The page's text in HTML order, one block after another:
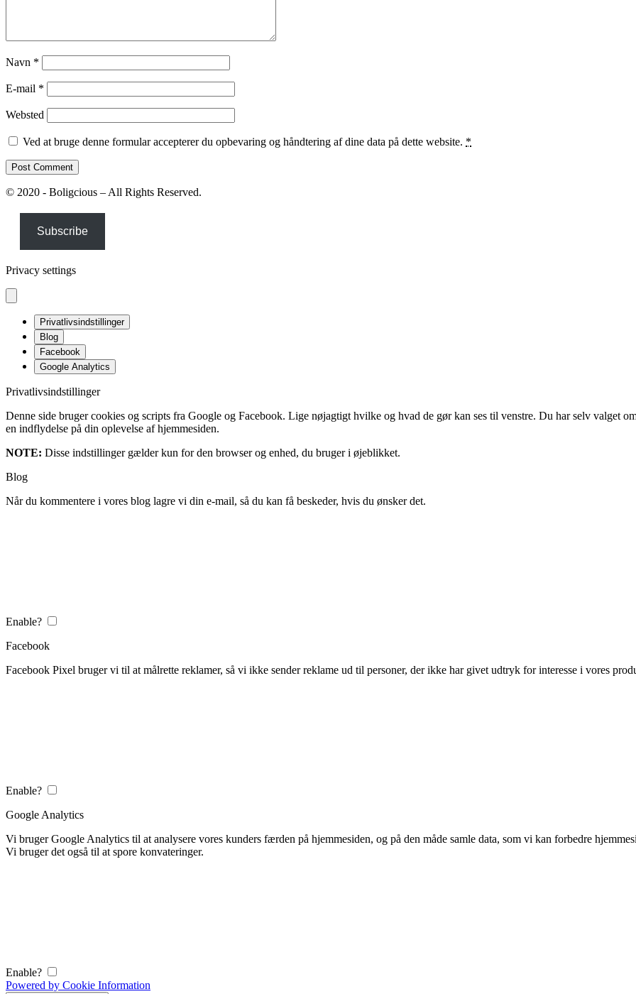
Navn *
E-mail *
Websted
Ved at bruge denne formular accepterer du opbevaring og håndtering af dine data på dette website. *
© 2020 - Boligcious – All Rights Reserved.
Subscribe
Privacy settings
Privatlivsindstillinger
Blog
Facebook
Google Analytics
Privatlivsindstillinger
Denne side bruger cookies og scripts fra Google og Facebook. Lige nøjagtigt hvilke og hvad de gør kan ses til venstre. Du har selv valget
en indflydelse på din oplevelse af hjemmesiden.
NOTE: Disse indstillinger gælder kun for den browser og enhed, du bruger i øjeblikket.
Blog
Når du kommentere i vores blog lagre vi din e-mail, så du kan få beskeder, hvis du ønsker det.
Enable?
Facebook
Facebook Pixel bruger vi til at målrette reklamer, så vi ikke sender reklame ud til personer, der ikke har givet udtryk for interesse i vores
Enable?
Google Analytics
Vi bruger Google Analytics til at analysere vores kunders færden på hjemmesiden, og på den måde samle data, som vi kan forbedre
Vi bruger det også til at spore konvateringer.
Enable?
Powered by Cookie Information